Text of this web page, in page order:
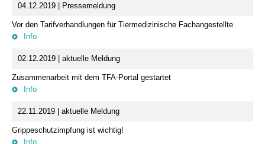
04.12.2019 | Pressemeldung
Vor den Tarifverhandlungen für Tiermedizinische Fachangestellte
Info
02.12.2019 | aktuelle Meldung
Zusammenarbeit mit dem TFA-Portal gestartet
Info
22.11.2019 | aktuelle Meldung
Grippeschutzimpfung ist wichtig!
Info